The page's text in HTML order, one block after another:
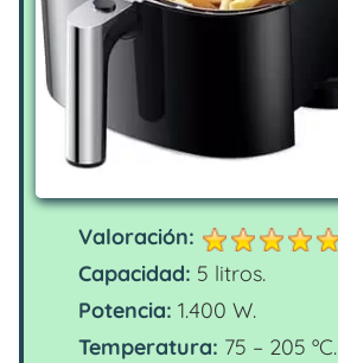
Valoración:
Capacidad: 5 litros.
Potencia: 1.400 W.
Temperatura: 75 – 205 ºC.